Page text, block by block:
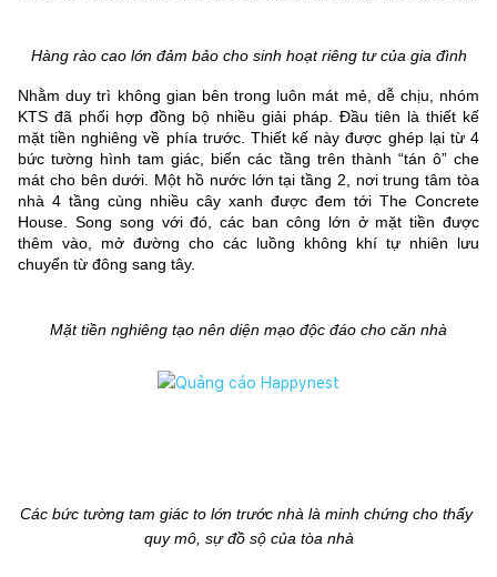
Hàng rào cao lớn đảm bảo cho sinh hoạt riêng tư của gia đình
Nhằm duy trì không gian bên trong luôn mát mẻ, dễ chịu, nhóm
KTS đã phối hợp đồng bộ nhiều giải pháp. Đầu tiên là thiết kế
mặt tiền nghiêng về phía trước. Thiết kế này được ghép lại từ 4
bức tường hình tam giác, biến các tầng trên thành “tán ô” che
mát cho bên dưới. Một hồ nước lớn tại tầng 2, nơi trung tâm tòa
nhà 4 tầng cùng nhiều cây xanh được đem tới The Concrete
House. Song song với đó, các ban công lớn ở mặt tiền được
thêm vào, mở đường cho các luồng không khí tự nhiên lưu
chuyển từ đông sang tây.
Mặt tiền nghiêng tạo nên diện mạo độc đáo cho căn nhà
Các bức tường tam giác to lớn trước nhà là minh chứng cho thấy
quy mô, sự đồ sộ của tòa nhà